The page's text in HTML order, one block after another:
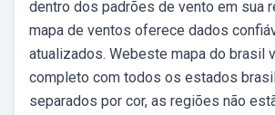
dentro dos padrões de vento em sua
mapa de ventos oferece dados
atualizados. Webeste mapa do brasil
completo com todos os estados
separados por cor, as regiões não